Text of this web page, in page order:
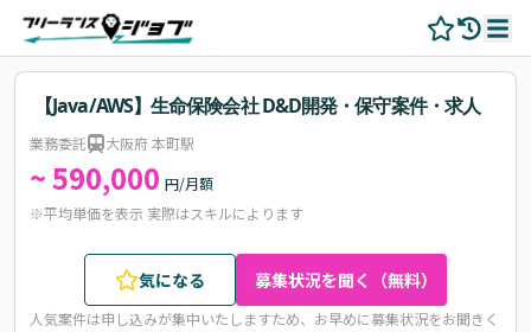
【Java/AWS】生命保険会社 D&D開発・保守案件・求人
業務委託 大阪府 本町駅
~ 590,000 円/月額
※平均単価を表示 実際はスキルによります
気になる 募集状況を聞く（無料）
人気案件は申し込みが集中いたしますため、お早めに募集状況をお聞きく